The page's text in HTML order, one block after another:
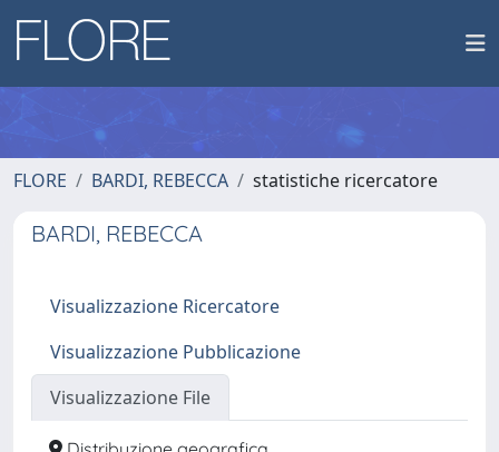
FLORE BARDI, REBECCA statistiche ricercatore
BARDI, REBECCA
Visualizzazione Ricercatore
Visualizzazione Pubblicazione
Visualizzazione File